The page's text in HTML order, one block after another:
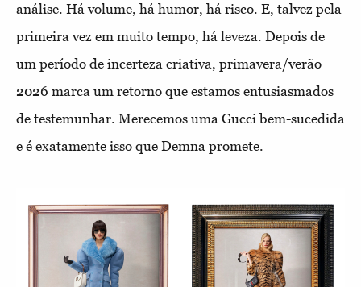
análise. Há volume, há humor, há risco. E, talvez pela
primeira vez em muito tempo, há leveza. Depois de
um período de incerteza criativa, primavera/verão
2026 marca um retorno que estamos entusiasmados
de testemunhar. Merecemos uma Gucci bem-sucedida
e é exatamente isso que Demna promete.